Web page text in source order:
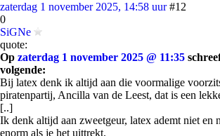
zaterdag 1 november 2025, 14:58 uur #12
0
SiGNe
quote:
Op zaterdag 1 november 2025 @ 11:35
volgende:
Bij latex denk ik altijd aan die voormalige
piratenpartij, Ancilla van de Leest, dat is een
[..]
Ik denk altijd aan zweetgeur, latex ademt niet en
enorm als je het uittrekt.